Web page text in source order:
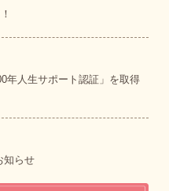
年人生サポート認証」を取得
知らせ